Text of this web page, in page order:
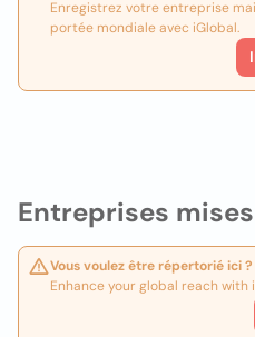
Entreprises
Vous voulez être répertorié ici ?
Enhance your global reach with
Enregistrez votre entreprise
portée mondiale avec iGlobal.